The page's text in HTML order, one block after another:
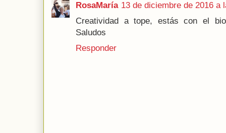
RosaMaría 13 de diciembre de 2016 a
Creatividad a tope, estás con el
Saludos
Responder